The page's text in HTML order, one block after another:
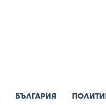
БЪЛГАРИЯ